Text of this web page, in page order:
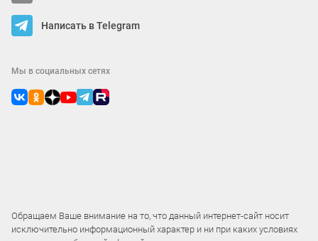
Написать в Telegram
Мы в социальных сетях
Обращаем Ваше внимание на то, что данный интернет-сайт носит
исключительно информационный характер и ни при каких условиях